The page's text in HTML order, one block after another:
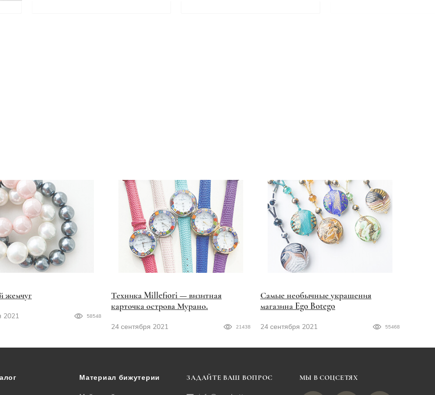
жемчуг
2021 58548
Техника Millefiori — визитная
карточка острова Мурано.
24 сентября 2021 21438
Самые необычные украшения
магазина Ego Botego
24 сентября 2021 55468
Материал бижутерии ЗАДАЙТЕ ВАШ ВОПРОС МЫ В СОЦСЕТЯХ